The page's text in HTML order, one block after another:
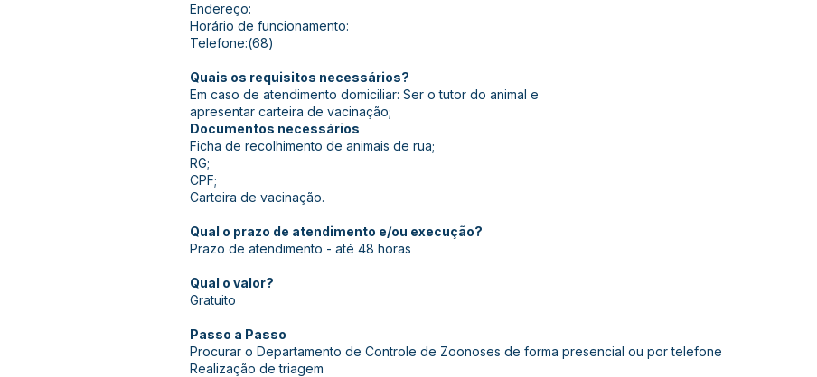
Endereço:
Horário de funcionamento:
Telefone:(68)
Quais os requisitos necessários?
Em caso de atendimento domiciliar: Ser o tutor do animal e
apresentar carteira de vacinação;
Documentos necessários
Ficha de recolhimento de animais de rua;
RG;
CPF;
Carteira de vacinação.
Qual o prazo de atendimento e/ou execução?
Prazo de atendimento - até 48 horas
Qual o valor?
Gratuito
Passo a Passo
Procurar o Departamento de Controle de Zoonoses de forma presencial ou por telefone
Realização de triagem